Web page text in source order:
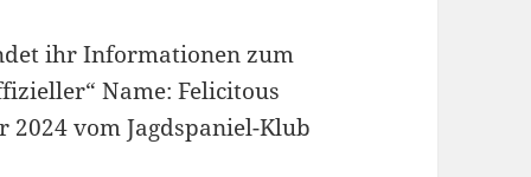
ihr Informationen zum
Name: Felicitous
2024 vom Jagdspaniel-Klub